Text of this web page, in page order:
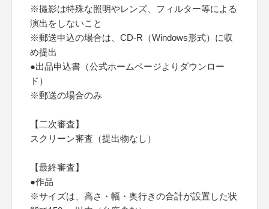
※撮影は特殊な照明やレンズ、フィルター等による
演出をしないこと
※郵送申込の場合は、CD-R（Windows形式）に収
め提出
●出品申込書（公式ホームページよりダウンロー
ド）
※郵送の場合のみ
【二次審査】
スクリーン審査（提出物なし）
【最終審査】
●作品
※サイズは、高さ・幅・奥行きの合計が設置した状